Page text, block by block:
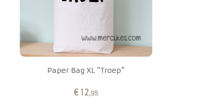
Paper Bag XL "Troep"
€ 12,95